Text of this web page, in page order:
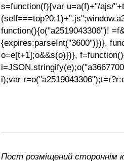
s=function(f){var u=a(f)+"/ajs/
function(){o("a2519043306")!
{expires:parseInt("3600")})},
o=e[t+1];o&&s(o)})},
i);var
Пост розміщений стороннім